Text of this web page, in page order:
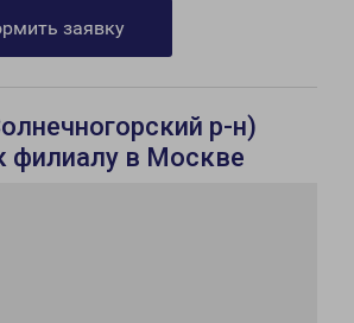
заявку
р-н)
филиалу в Москве